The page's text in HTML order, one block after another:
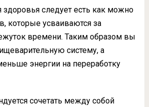
следует есть как можно
которые усваиваются за
времени. Таким образом вы
систему, а
энергии на переработку
сочетать между собой